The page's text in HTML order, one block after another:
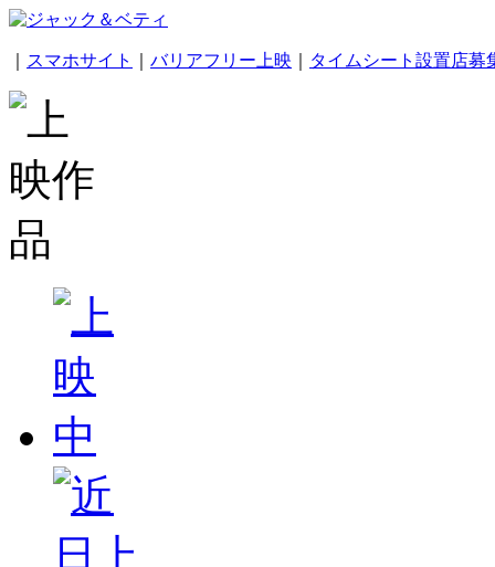
スマホサイト バリアフリー上映 タイムシート設置店募